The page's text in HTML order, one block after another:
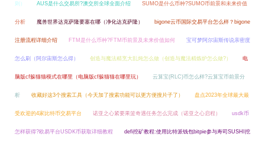
则） AUS是什么交易所?澳交所全球全面介绍 SUMO是什么币种?SUMO币前景和未来价值
分析 魔兽世界达克萨隆要塞在哪（净化达克萨隆） bigone云币国际交易平台怎么样？bigone
注册流程详细介绍 FTM是什么币种?FTM币前景及未来价值如何 宝可梦阿尔宙斯传说亲密度
怎么刷（阿尔宙斯怎么得） 创造与魔法精烹大乱炖怎么做（创造与魔法精炼炉怎么做?） 电
脑版cf躲猫猫模式在哪里（电脑版cf躲猫猫在哪里玩） 云算宝(RLC)币怎么样?云算宝币前景分
析 收藏好这3个搜索工具（今天加了搜索功能可以更方便搜片子了） 盘点2023年全球最大最
受欢迎的4家比特币交易平台 诺亚之心紧要果篮奇遇任务怎么完成（诺亚之心启程） usdk币
怎样获得?欧易平台USDK币获取详细教程 defi挖矿教程:使用比特派钱包bitpie参与寿司SUSHI挖